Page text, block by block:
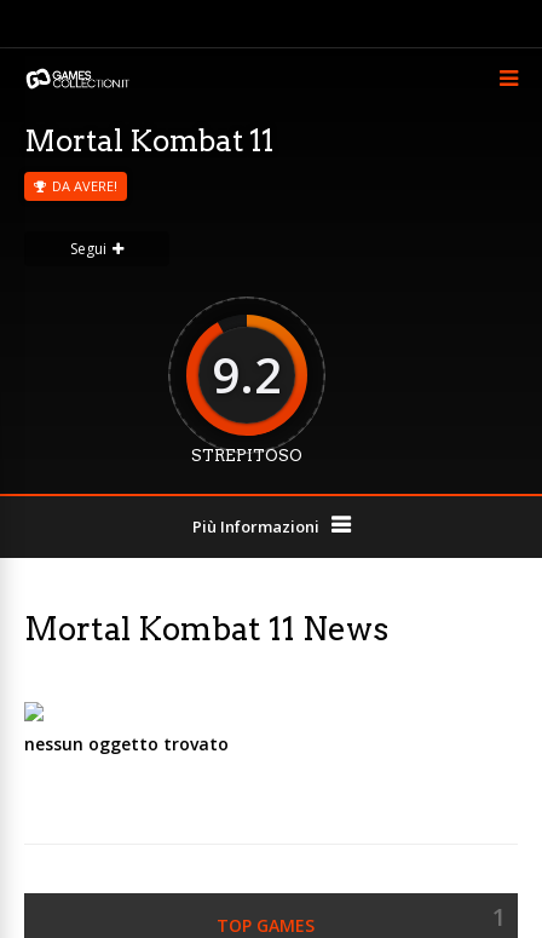
Mortal Kombat 11
DA AVERE!
Segui
9.2
STREPITOSO
Più Informazioni
Mortal Kombat 11 News
nessun oggetto trovato
TOP GAMES
1